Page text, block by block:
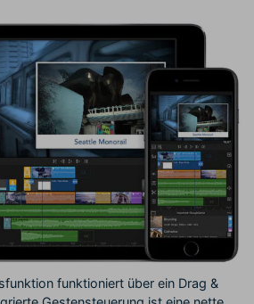
funktioniert über ein Drag &